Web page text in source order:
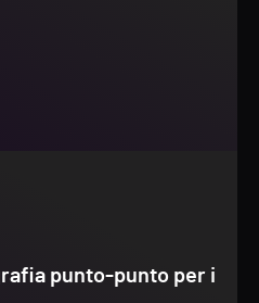
punto-punto per i